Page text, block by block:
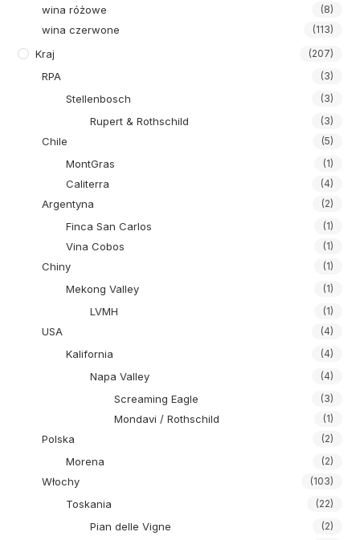
wina różowe (8)
wina czerwone (113)
Kraj (207)
RPA (3)
Stellenbosch (3)
Rupert & Rothschild (3)
Chile (5)
MontGras (1)
Caliterra (4)
Argentyna (2)
Finca San Carlos (1)
Vina Cobos (1)
Chiny (1)
Mekong Valley (1)
LVMH (1)
USA (4)
Kalifornia (4)
Napa Valley (4)
Screaming Eagle (3)
Mondavi / Rothschild (1)
Polska (2)
Morena (2)
Włochy (103)
Toskania (22)
Pian delle Vigne (2)